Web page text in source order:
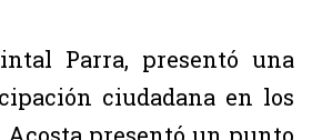
Parra, presentó una
ciudadana en los